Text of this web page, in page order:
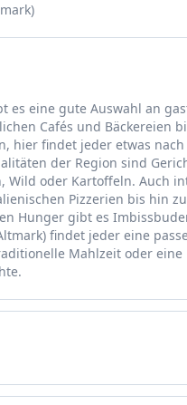
es eine gute Auswahl an
Cafés und Bäckereien
hier findet jeder etwas nach
der Region sind
Wild oder Kartoffeln. Auch
Pizzerien bis hin
Hunger gibt es
findet jeder eine
Mahlzeit oder